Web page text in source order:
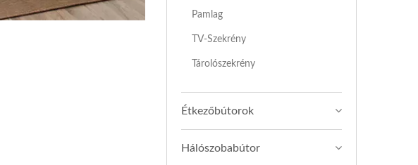
Pamlag
TV-Szekrény
Tárolószekrény
Étkezőbútorok
Hálószobabútor